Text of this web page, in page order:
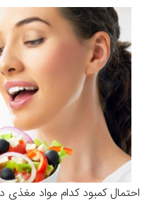
احتمال کمبود کدام مواد مغذی